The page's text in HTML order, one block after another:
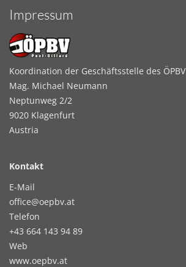
Impressum
Koordination der Geschäftsstelle des ÖPBV
Mag. Michael Neumann
Neptunweg 2/2
9020 Klagenfurt
Austria
Kontakt
E-Mail
office@oepbv.at
Telefon
+43 664 143 94 89
Web
www.oepbv.at